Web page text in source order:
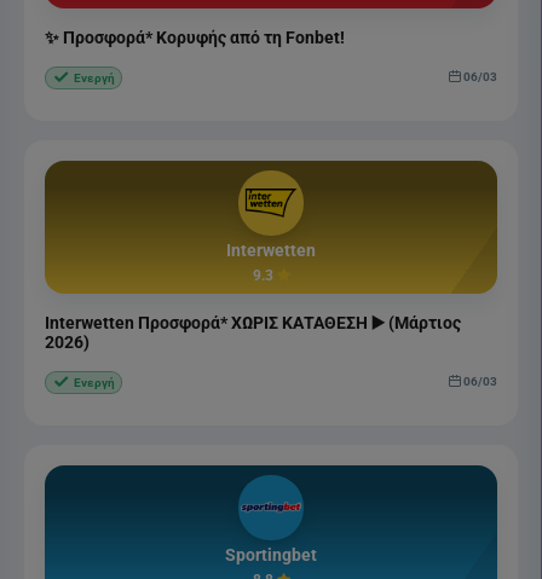
✨ Προσφορά* Κορυφής από τη Fonbet!
Ενεργή 06/03
Interwetten
9.3
Interwetten Προσφορά* ΧΩΡΙΣ ΚΑΤΑΘΕΣΗ ▶️ (Μάρτιος
2026)
Ενεργή 06/03
Sportingbet